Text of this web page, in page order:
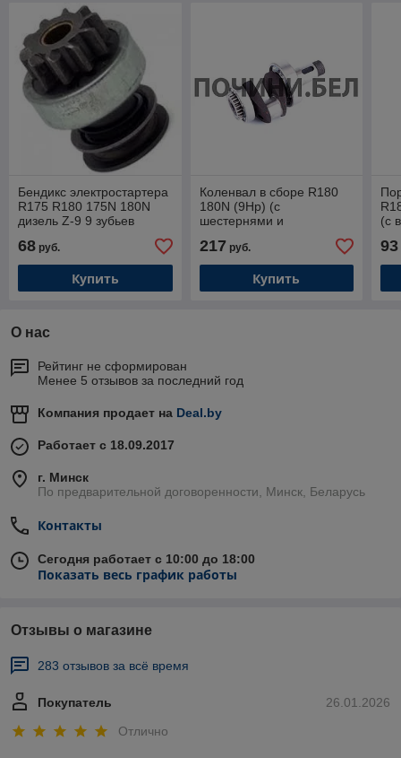
Бендикс электростартера
R175 R180 175N 180N
дизель Z-9 9 зубьев
68 руб.
Купить
Коленвал в сборе R180
180N (9Hp) (c
шестернями и
посадочные места
подшипников 50/50mm)
217 руб.
Купить
(с
93
О нас
Рейтинг не сформирован
Менее 5 отзывов за последний год
Компания продает на Deal.by
Работает с 18.09.2017
г. Минск
По предварительной договоренности, Минск, Беларусь
Контакты
Сегодня работает с 10:00 до 18:00
Показать весь график работы
Отзывы о магазине
283 отзывов за всё время
26.01.2026
Покупатель
Отлично